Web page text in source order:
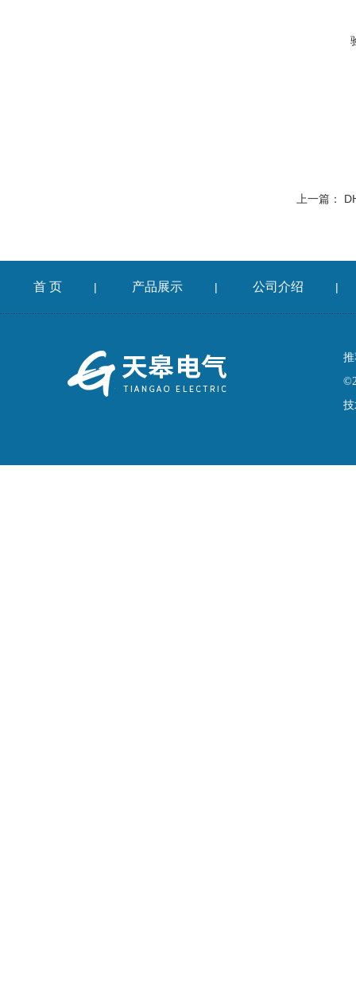
上一篇：
首 页 | 产品展示 | 公司介绍 |